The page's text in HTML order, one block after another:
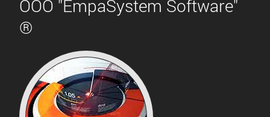
ООО "EmpaSystem Software"
®